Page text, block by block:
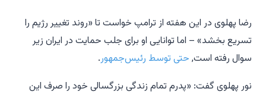
رضا پهلوی در این هفته از ترامپ خواست تا «روند تغییر رژیم را
تسریع بخشد» – اما توانایی او برای جلب حمایت در ایران زیر
سوال رفته است, حتی توسط رئیس‌جمهور.
نور پهلوی گفت: «پدرم تمام زندگی بزرگسالی خود را صرف این